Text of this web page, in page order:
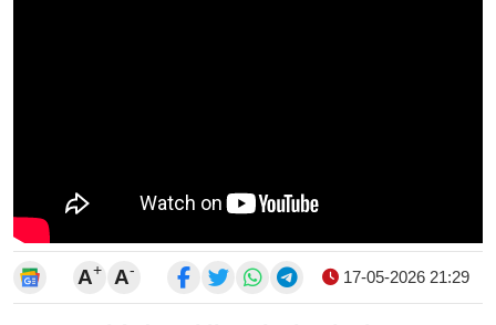
A+ A- 17-05-2026 21:29